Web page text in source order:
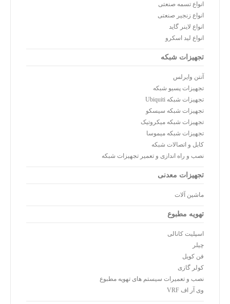
انواع تسمه صنعتی
انواع زنجیر صنعتی
انواع لاینر گاید
انواع لید اسکرو
تجهیزات شبکه
آنتن وایرلس
تجهیزات پسیو شبکه
تجهیزات شبکه Ubiquiti
تجهیزات شبکه سیسکو
تجهیزات شبکه میکروتیک
تجهیزات شبکه میموسا
کابل و اتصالات شبکه
نصب و راه اندازی و تعمیر تجهیزات شبکه
تجهیزات معدنی
ماشین آلات
تهویه مطبوع
اسپلیت کانالی
چیلر
فن کویل
کولر گازی
نصب و تعمیرات سیستم های تهویه مطبوع
وی آر اف VRF